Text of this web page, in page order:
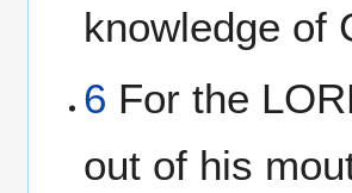
knowledge of
6 For the
out of his